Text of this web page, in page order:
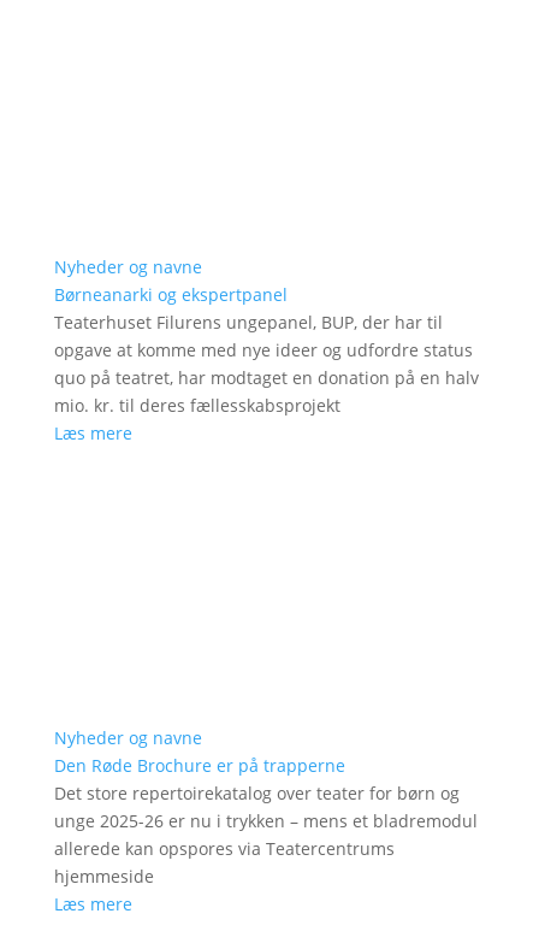
Nyheder og navne
Børneanarki og ekspertpanel
Teaterhuset Filurens ungepanel, BUP, der har til
opgave at komme med nye ideer og udfordre status
quo på teatret, har modtaget en donation på en halv
mio. kr. til deres fællesskabsprojekt
Læs mere
Nyheder og navne
Den Røde Brochure er på trapperne
Det store repertoirekatalog over teater for børn og
unge 2025-26 er nu i trykken – mens et bladremodul
allerede kan opspores via Teatercentrums
hjemmeside
Læs mere